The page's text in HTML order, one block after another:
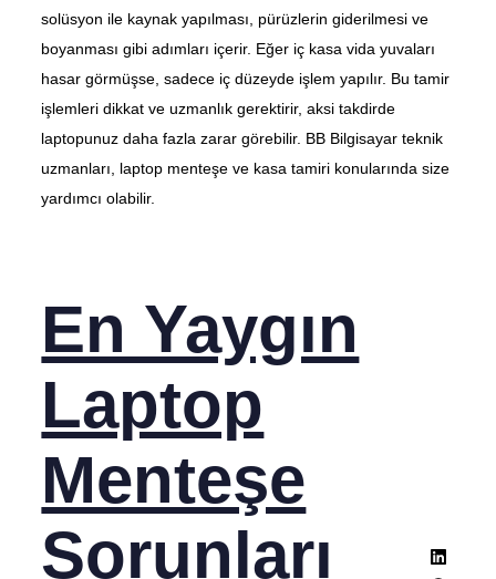
solüsyon ile kaynak yapılması, pürüzlerin giderilmesi ve
boyanması gibi adımları içerir. Eğer iç kasa vida yuvaları
hasar görmüşse, sadece iç düzeyde işlem yapılır. Bu tamir
işlemleri dikkat ve uzmanlık gerektirir, aksi takdirde
laptopunuz daha fazla zarar görebilir. BB Bilgisayar teknik
uzmanları, laptop menteşe ve kasa tamiri konularında size
yardımcı olabilir.
En Yaygın
Laptop
Menteşe
Sorunları